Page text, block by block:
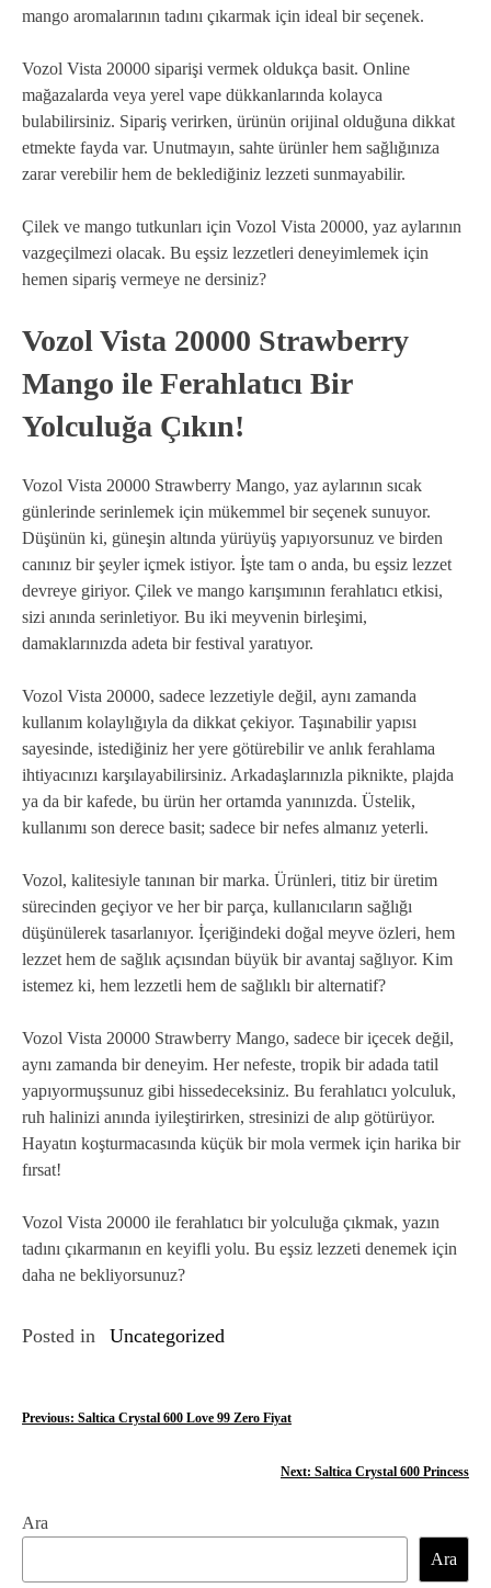
mango aromalarının tadını çıkarmak için ideal bir seçenek.
Vozol Vista 20000 siparişi vermek oldukça basit. Online
mağazalarda veya yerel vape dükkanlarında kolayca
bulabilirsiniz. Sipariş verirken, ürünün orijinal olduğuna dikkat
etmekte fayda var. Unutmayın, sahte ürünler hem sağlığınıza
zarar verebilir hem de beklediğiniz lezzeti sunmayabilir.
Çilek ve mango tutkunları için Vozol Vista 20000, yaz aylarının
vazgeçilmezi olacak. Bu eşsiz lezzetleri deneyimlemek için
hemen sipariş vermeye ne dersiniz?
Vozol Vista 20000 Strawberry
Mango ile Ferahlatıcı Bir
Yolculuğa Çıkın!
Vozol Vista 20000 Strawberry Mango, yaz aylarının sıcak
günlerinde serinlemek için mükemmel bir seçenek sunuyor.
Düşünün ki, güneşin altında yürüyüş yapıyorsunuz ve birden
canınız bir şeyler içmek istiyor. İşte tam o anda, bu eşsiz lezzet
devreye giriyor. Çilek ve mango karışımının ferahlatıcı etkisi,
sizi anında serinletiyor. Bu iki meyvenin birleşimi,
damaklarınızda adeta bir festival yaratıyor.
Vozol Vista 20000, sadece lezzetiyle değil, aynı zamanda
kullanım kolaylığıyla da dikkat çekiyor. Taşınabilir yapısı
sayesinde, istediğiniz her yere götürebilir ve anlık ferahlama
ihtiyacınızı karşılayabilirsiniz. Arkadaşlarınızla piknikte, plajda
ya da bir kafede, bu ürün her ortamda yanınızda. Üstelik,
kullanımı son derece basit; sadece bir nefes almanız yeterli.
Vozol, kalitesiyle tanınan bir marka. Ürünleri, titiz bir üretim
sürecinden geçiyor ve her bir parça, kullanıcıların sağlığı
düşünülerek tasarlanıyor. İçeriğindeki doğal meyve özleri, hem
lezzet hem de sağlık açısından büyük bir avantaj sağlıyor. Kim
istemez ki, hem lezzetli hem de sağlıklı bir alternatif?
Vozol Vista 20000 Strawberry Mango, sadece bir içecek değil,
aynı zamanda bir deneyim. Her nefeste, tropik bir adada tatil
yapıyormuşsunuz gibi hissedeceksiniz. Bu ferahlatıcı yolculuk,
ruh halinizi anında iyileştirirken, stresinizi de alıp götürüyor.
Hayatın koşturmacasında küçük bir mola vermek için harika bir
fırsat!
Vozol Vista 20000 ile ferahlatıcı bir yolculuğa çıkmak, yazın
tadını çıkarmanın en keyifli yolu. Bu eşsiz lezzeti denemek için
daha ne bekliyorsunuz?
Posted in Uncategorized
Y
ı
g
Previous: Saltica Crystal 600 Love 99 Zero Fiyat
Next: Saltica Crystal 600 Princess
Ara
Ara